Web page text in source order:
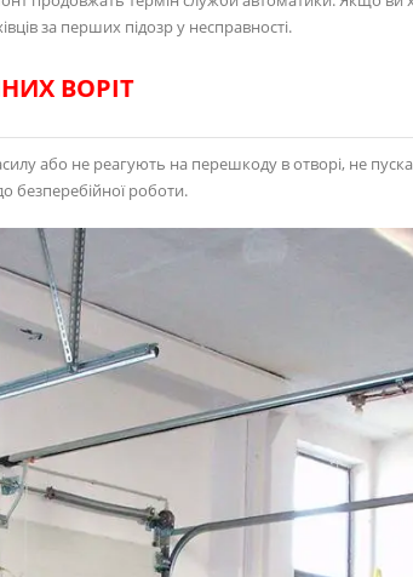
за перших підозр у несправності.
ВОРІТ
або не реагують на перешкоду в отворі, не
безперебійної роботи.